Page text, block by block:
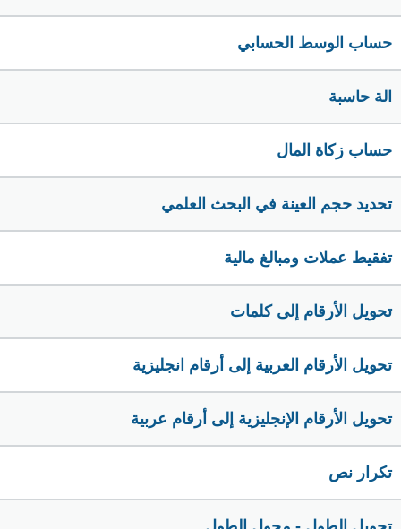
حساب الوسط الحسابي
الة حاسبة
حساب زكاة المال
تحديد حجم العينة في البحث العلمي
تفقيط عملات ومبالغ مالية
تحويل الأرقام إلى كلمات
تحويل الأرقام العربية إلى أرقام انجليزية
تحويل الأرقام الإنجليزية إلى أرقام عربية
تكرار نص